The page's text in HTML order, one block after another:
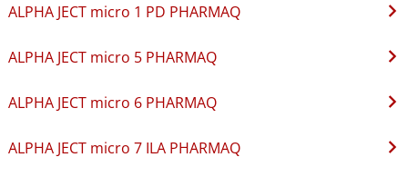
ALPHA JECT micro 1 PD PHARMAQ
ALPHA JECT micro 5 PHARMAQ
ALPHA JECT micro 6 PHARMAQ
ALPHA JECT micro 7 ILA PHARMAQ